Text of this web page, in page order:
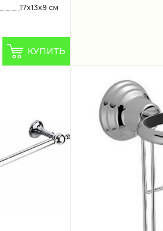
17x13x9 см
КУПИТЬ